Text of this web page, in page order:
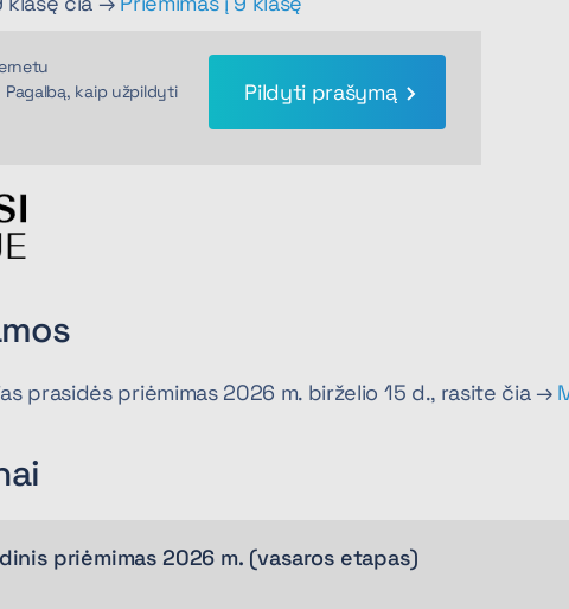
kaip užpildyti
Pildyti prašymą
prasidės priėmimas 2026 m. birželio 15 d., rasite čia →
priėmimas 2026 m. (vasaros etapas)